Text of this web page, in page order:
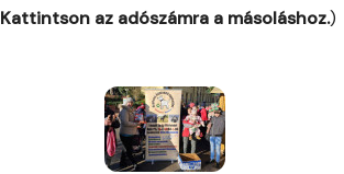
Kattintson az adószámra a másoláshoz.)